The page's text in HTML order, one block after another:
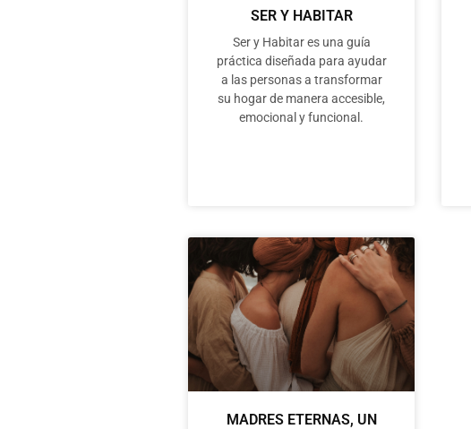
SER Y HABITAR
Ser y Habitar es una guía
práctica diseñada para ayudar
a las personas a transformar
su hogar de manera accesible,
emocional y funcional.
MADRES ETERNAS, UN